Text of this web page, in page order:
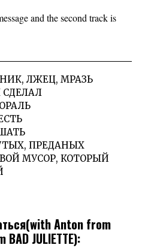
and the second track is
ЛЖЕЦ, МРАЗЬ
ПРЕДАНЫХ
МУСОР, КОТОРЫЙ
Anton from
JULIETTE):